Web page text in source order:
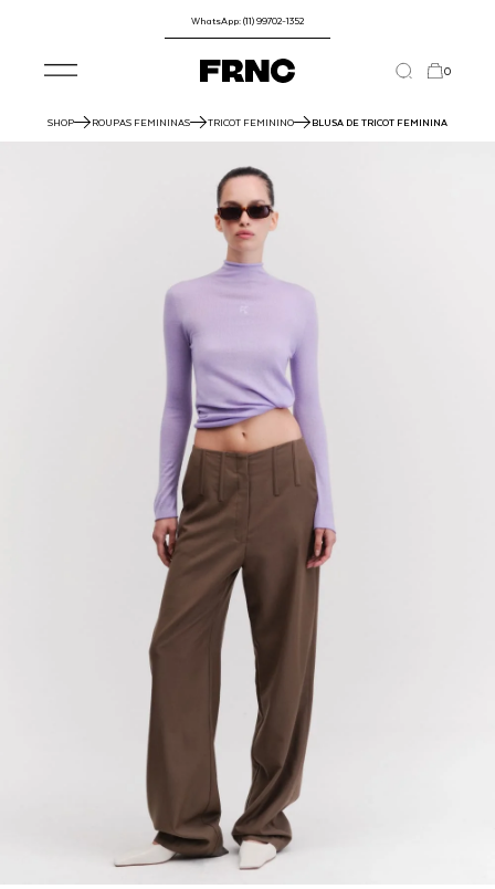
WhatsApp: (11) 99702-1352
0
SHOP ROUPAS FEMININAS TRICOT FEMININO BLUSA DE TRICOT FEMININA